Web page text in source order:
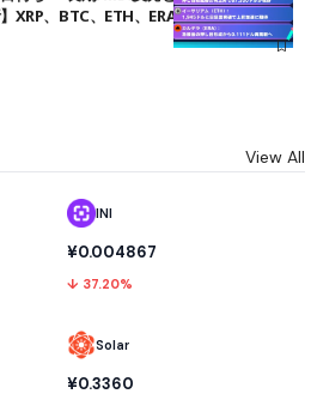
XRP、BTC、ETH、ERA
View All
INI
¥0.004867
↓ 37.20%
Solar
¥0.3360